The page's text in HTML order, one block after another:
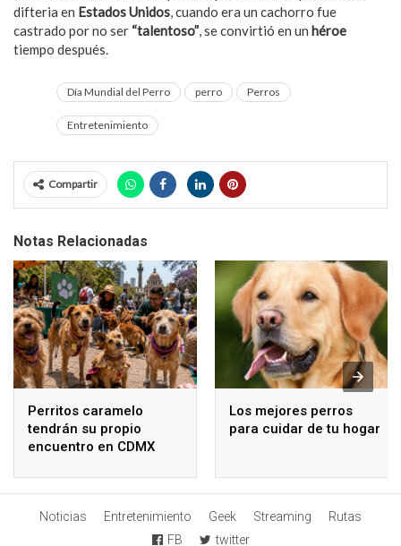
difteria en Estados Unidos, cuando era un cachorro fue
castrado por no ser “talentoso”, se convirtió en un héroe
tiempo después.
Día Mundial del Perro perro Perros
Entretenimiento
Compartir
Notas Relacionadas
Perritos caramelo
tendrán su propio
encuentro en CDMX
Los mejores perros
para cuidar de tu hogar
Noticias Entretenimiento Geek Streaming
Rutas
FB
twitter